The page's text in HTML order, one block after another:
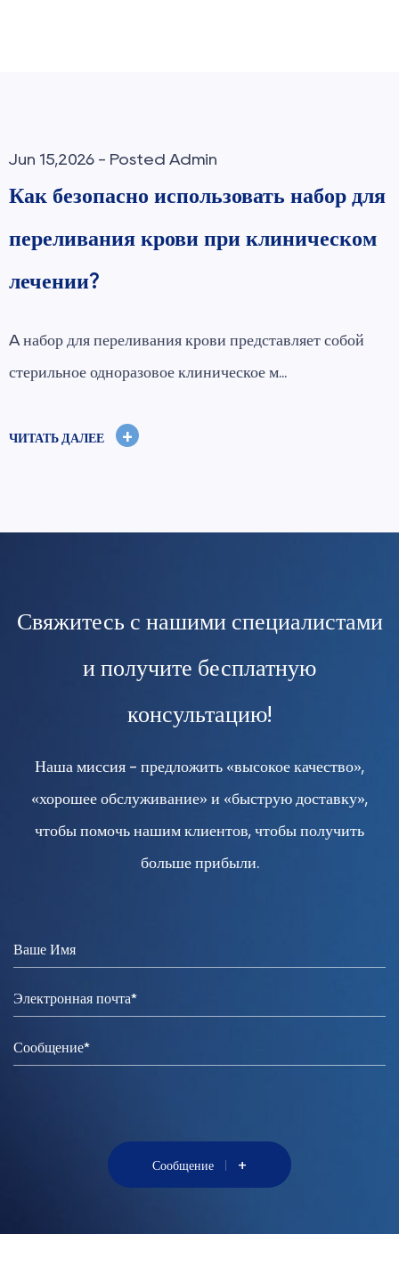
Jun 08,2026 - Posted Admin
Как правильно выбрать
стоматологическую иглу для
безболезненных инъекций?
стоматологическая игла является незаменимым
инструментом в современной стоматологии...
ЧИТАТЬ ДАЛЕЕ +
Свяжитесь с нашими специалистами
и получите бесплатную
консультацию!
Наша миссия - предложить «высокое качество»,
«хорошее обслуживание» и «быструю доставку»,
чтобы помочь нашим клиентов, чтобы получить
больше прибыли.
Сообщение +